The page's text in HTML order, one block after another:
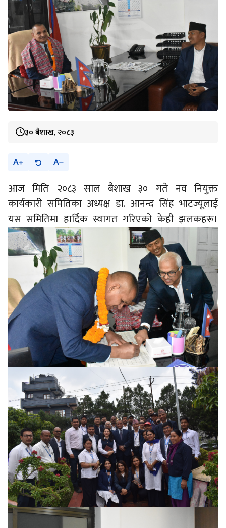
३० बैशाख, २०८३
A A
आज मिति २०८३ साल बैशाख ३० गते नव नियुक्त
कार्यकारी समितिका अध्यक्ष डा. आनन्द सिंह भाटज्यूलाई
यस समितिमा हार्दिक स्वागत गरिएको केही झलकहरू।